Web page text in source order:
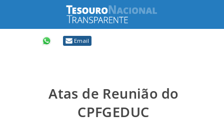
CompartilharEmail
Atas de Reunião do
CPFGEDUC